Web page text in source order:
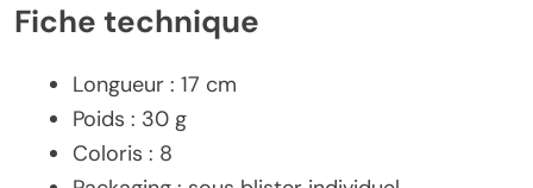
Fiche technique
Longueur : 17 cm
Poids : 30 g
Coloris : 8